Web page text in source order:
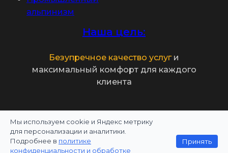
альпинизм
Наша цель:
Безупречное качество услуг и
максимальный комфорт для каждого
клиента
Политика конфиденциальности
Информация на сайте не является публичной
Мы используем cookie и Яндекс метрику
для персонализации и аналитики.
Подробнее в политике
конфиденциальности и обработке
Принять